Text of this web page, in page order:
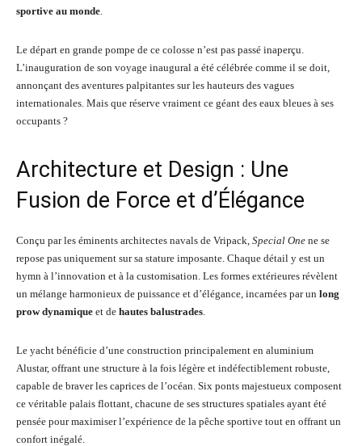
sportive au monde.
Le départ en grande pompe de ce colosse n’est pas passé inaperçu.
L’inauguration de son voyage inaugural a été célébrée comme il se doit,
annonçant des aventures palpitantes sur les hauteurs des vagues
internationales. Mais que réserve vraiment ce géant des eaux bleues à ses
occupants ?
Architecture et Design : Une
Fusion de Force et d’Élégance
Conçu par les éminents architectes navals de Vripack, Special One ne se
repose pas uniquement sur sa stature imposante. Chaque détail y est un
hymn à l’innovation et à la customisation. Les formes extérieures révèlent
un mélange harmonieux de puissance et d’élégance, incarnées par un long
prow dynamique et de hautes balustrades.
Le yacht bénéficie d’une construction principalement en aluminium
Alustar, offrant une structure à la fois légère et indéfectiblement robuste,
capable de braver les caprices de l’océan. Six ponts majestueux composent
ce véritable palais flottant, chacune de ses structures spatiales ayant été
pensée pour maximiser l’expérience de la pêche sportive tout en offrant un
confort inégalé.